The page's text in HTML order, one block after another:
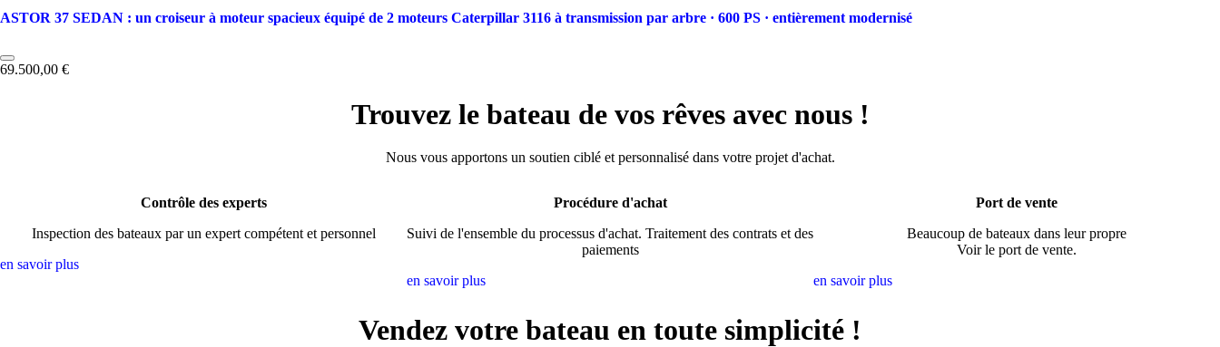
ASTOR 37 SEDAN : un croiseur à moteur spacieux équipé de 2 moteurs Caterpillar 3116 à transmission par arbre · 600 PS · entièrement modernisé
69.500,00 €
Trouvez le bateau de vos rêves avec nous !
Nous vous apportons un soutien ciblé et personnalisé dans votre projet d'achat.
Contrôle des experts
Inspection des bateaux par un expert compétent et personnel
en savoir plus
Procédure d'achat
Suivi de l'ensemble du processus d'achat. Traitement des contrats et des
paiements
en savoir plus
Port de vente
Beaucoup de bateaux dans leur propre
Voir le port de vente.
en savoir plus
Vendez votre bateau en toute simplicité !